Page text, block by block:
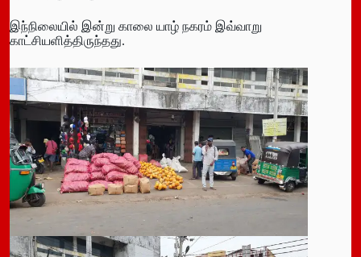
இந்நிலையில் இன்று காலை யாழ் நகரம் இவ்வாறு
காட்சியளித்திருந்தது.